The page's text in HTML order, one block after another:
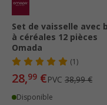
Set de vaisselle avec
à céréales 12 pièces
Omada
(1)
28,99 €PVC 38,99 €
Disponible